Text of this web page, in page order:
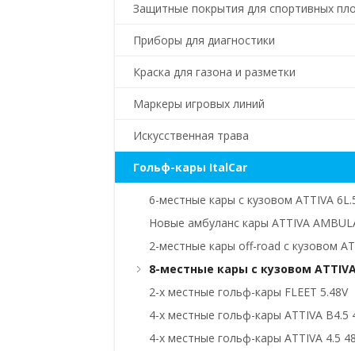
Защитные покрытия для спортивных
Приборы для диагностики
Краска для газона и разметки
Маркеры игровых линий
Искусственная трава
Гольф-кары ItalCar
6-местные кары с кузовом ATTIVA
Новые амбуланс кары ATTIVA
2-местные кары off-road с кузовом
8-местные кары с кузовом ATTIVA
2-х местные гольф-кары FLEET 5.48V
4-х местные гольф-кары ATTIVA B4.5
4-х местные гольф-кары ATTIVA 4.5